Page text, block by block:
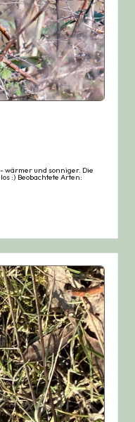
wärmer und sonniger. Die
:) Beobachtete Arten: